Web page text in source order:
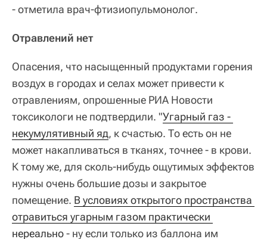
- отметила врач-фтизиопульмонолог.
Отравлений нет
Опасения, что насыщенный продуктами горения
воздух в городах и селах может привести к
отравлениям, опрошенные РИА Новости
токсикологи не подтвердили. "Угарный газ -
некумулятивный яд, к счастью. То есть он не
может накапливаться в тканях, точнее - в крови.
К тому же, для сколь-нибудь ощутимых эффектов
нужны очень большие дозы и закрытое
помещение. В условиях открытого пространства
отравиться угарным газом практически
нереально- ну если только из баллона им